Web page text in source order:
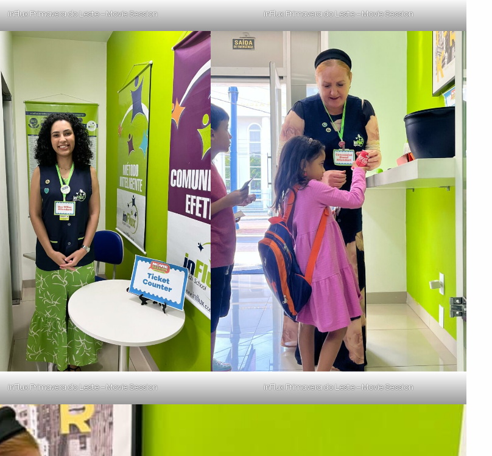
inFlux Primavera do Leste – Movie Session inFlux Primavera do Leste – Movie Session
inFlux Primavera do Leste – Movie Session inFlux Primavera do Leste – Movie Session